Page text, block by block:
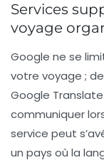
Services
voyage
Google ne se
votre voyage ;
Google Translate
communiquer
service peut
un pays où la